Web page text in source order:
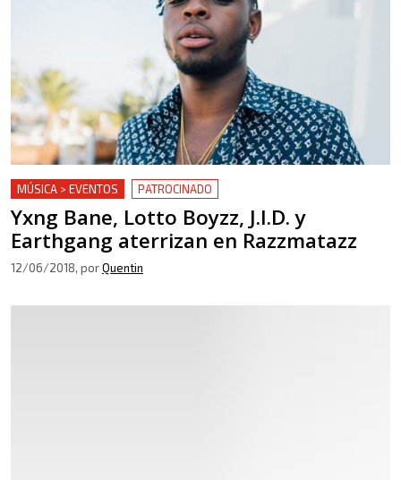
MÚSICA > EVENTOS PATROCINADO
Yxng Bane, Lotto Boyzz, J.I.D. y
Earthgang aterrizan en Razzmatazz
12/06/2018, porQuentin